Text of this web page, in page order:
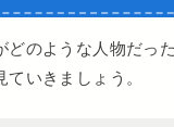
どのような人物だっ
いきましょう。